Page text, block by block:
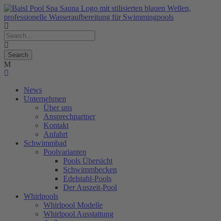
News
Unternehmen
Über uns
Ansprechpartner
Kontakt
Anfahrt
Schwimmbad
Poolvarianten
Pools Übersicht
Schwimmbecken
Edelstahl-Pools
Der Auszeit-Pool
Whirlpools
Whirlpool Modelle
Whirlpool Ausstattung